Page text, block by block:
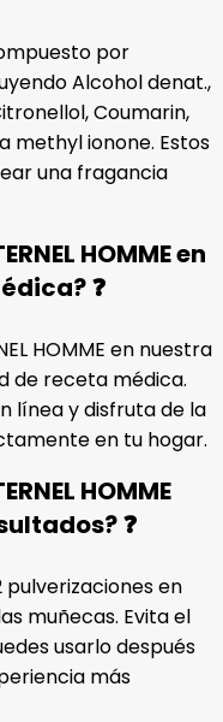
por
Alcohol denat.,
Coumarin,
methyl ionone. Estos
una fragancia
HOMME en
❓
HOMME en nuestra
de receta médica.
línea y disfruta de la
en tu hogar.
HOMME
❓
pulverizaciones en
muñecas. Evita el
usarlo después
más